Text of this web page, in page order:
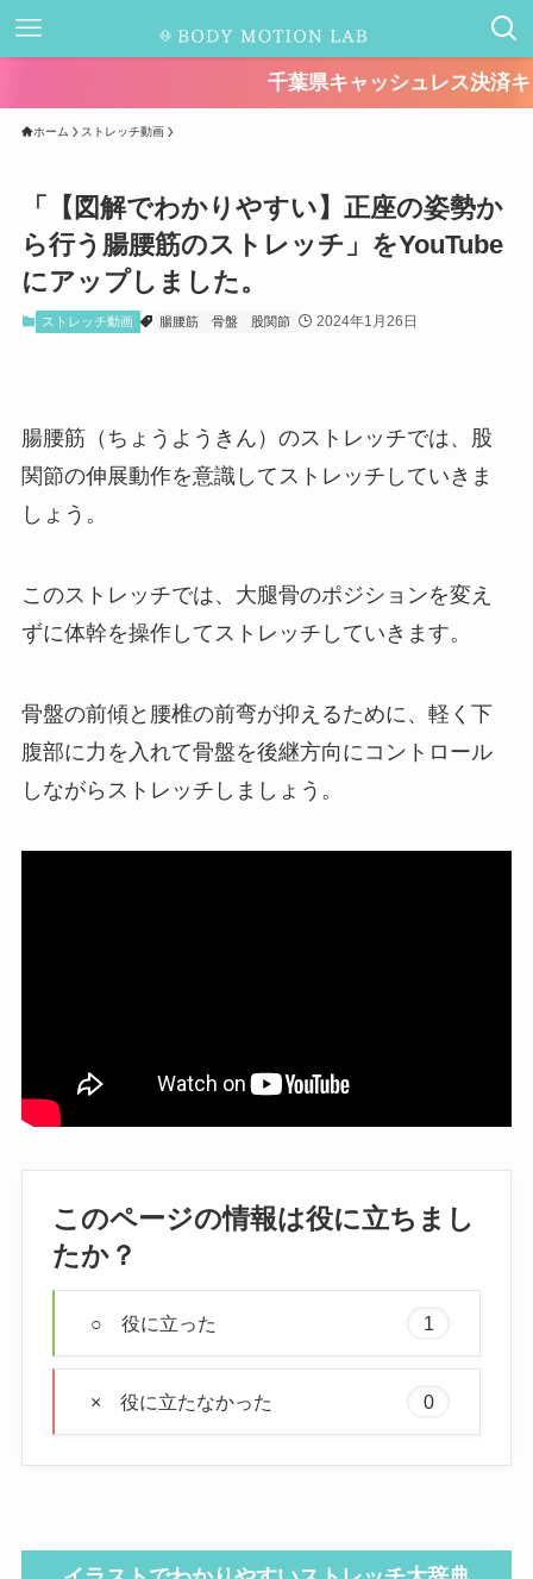
千葉県キャッシュレス決済キャンペ
ホーム ストレッチ動画
「【図解でわかりやすい】正座の姿勢か
ら行う腸腰筋のストレッチ」をYouTube
にアップしました。
ストレッチ動画 腸腰筋 骨盤 股関節 2024年1月26日
腸腰筋（ちょうようきん）のストレッチでは、股
関節の伸展動作を意識してストレッチしていきま
しょう。
このストレッチでは、大腿骨のポジションを変え
ずに体幹を操作してストレッチしていきます。
骨盤の前傾と腰椎の前弯が抑えるために、軽く下
腹部に力を入れて骨盤を後継方向にコントロール
しながらストレッチしましょう。
このページの情報は役に立ちまし
たか？
○ 役に立った 1
× 役に立たなかった 0